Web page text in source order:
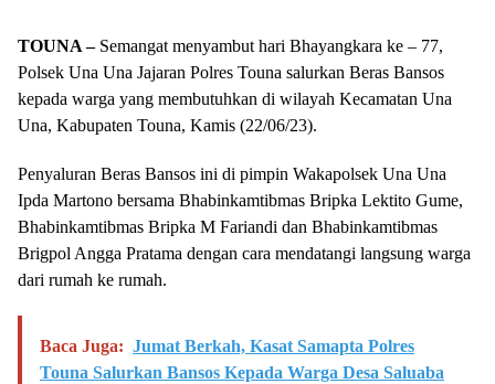
TOUNA –Semangat menyambut hari Bhayangkara ke – 77,
Polsek Una Una Jajaran Polres Touna salurkan Beras Bansos
kepada warga yang membutuhkan di wilayah Kecamatan Una
Una, Kabupaten Touna, Kamis (22/06/23).
Penyaluran Beras Bansos ini di pimpin Wakapolsek Una Una
Ipda Martono bersama Bhabinkamtibmas Bripka Lektito Gume,
Bhabinkamtibmas Bripka M Fariandi dan Bhabinkamtibmas
Brigpol Angga Pratama dengan cara mendatangi langsung warga
dari rumah ke rumah.
Baca Juga: Jumat Berkah, Kasat Samapta Polres
Touna Salurkan Bansos Kepada Warga Desa Saluaba